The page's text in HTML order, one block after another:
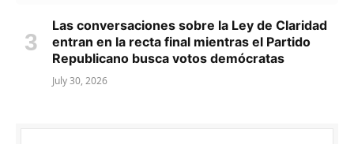
Las conversaciones sobre la Ley de Claridad
entran en la recta final mientras el Partido
Republicano busca votos demócratas
July 30, 2026